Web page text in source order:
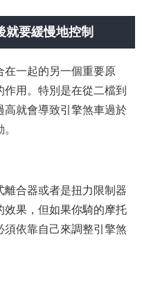
就要緩慢地控制
在一起的另一個重要原
用。特別是在從二檔到
高就會導致引擎煞車過於
合器或者是扭力限制器
效果，但如果你騎的摩托
須依靠自己來調整引擎煞